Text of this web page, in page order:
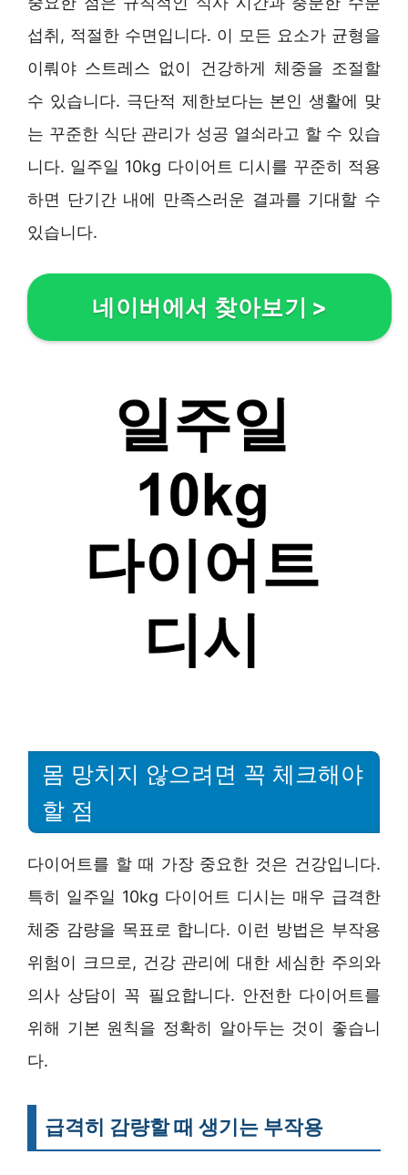
섭취, 적절한 수면입니다. 이 모든 요소가 균형을
이뤄야 스트레스 없이 건강하게 체중을 조절할
수 있습니다. 극단적 제한보다는 본인 생활에 맞
는 꾸준한 식단 관리가 성공 열쇠라고 할 수 있습
니다. 일주일 10kg 다이어트 디시를 꾸준히 적용
하면 단기간 내에 만족스러운 결과를 기대할 수
있습니다.
네이버에서 찾아보기 >
몸 망치지 않으려면 꼭 체크해야
할 점
다이어트를 할 때 가장 중요한 것은 건강입니다.
특히 일주일 10kg 다이어트 디시는 매우 급격한
체중 감량을 목표로 합니다. 이런 방법은 부작용
위험이 크므로, 건강 관리에 대한 세심한 주의와
의사 상담이 꼭 필요합니다. 안전한 다이어트를
위해 기본 원칙을 정확히 알아두는 것이 좋습니
다.
급격히 감량할 때 생기는 부작용